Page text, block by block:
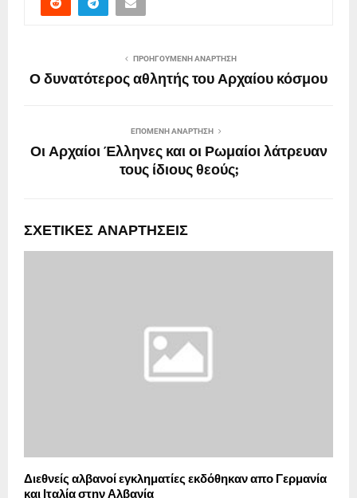
ΠΡΟΗΓΟΎΜΕΝΗ ΑΝΆΡΤΗΣΗ
Ο δυνατότερος αθλητής του Αρχαίου κόσμου
ΕΠΌΜΕΝΗ ΑΝΆΡΤΗΣΗ
Οι Αρχαίοι Έλληνες και οι Ρωμαίοι λάτρευαν
τους ίδιους θεούς;
ΣΧΕΤΙΚΈΣ ΑΝΑΡΤΉΣΕΙΣ
Διεθνείς αλβανοί εγκληματίες εκδόθηκαν απο Γερμανία